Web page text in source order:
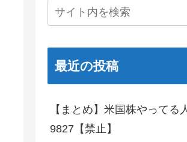
最近の投稿
【まとめ】米国株やってる
9827【禁止】